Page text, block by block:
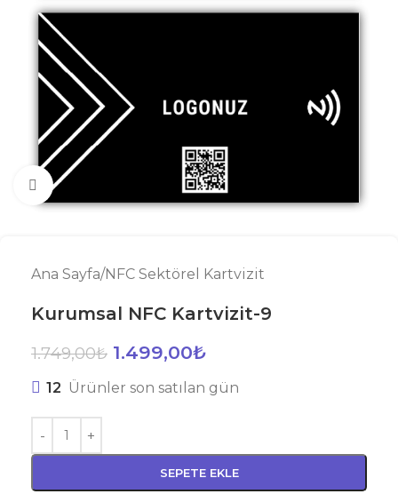
Büyütmek için tıklayın
Ana Sayfa/NFC Sektörel Kartvizit
Kurumsal NFC Kartvizit-9
1.749,00₺ 1.499,00₺
12 Ürünler son satılan gün
SEPETE EKLE